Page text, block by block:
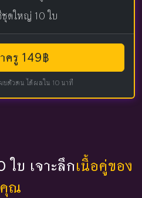
ดใหญ่ 10 ใบ
ครู 149฿
ตัวตน ได้ผลใน 10 นาที
บ เจาะลึกเนื้อคู่ของ
คุณ